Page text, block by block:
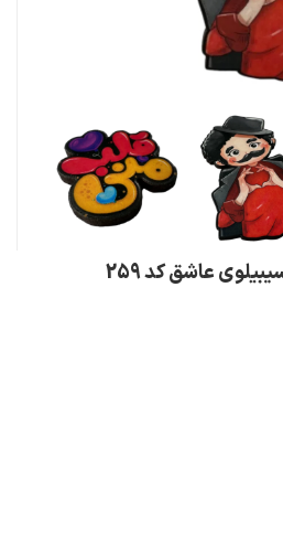
عاشق کد 259